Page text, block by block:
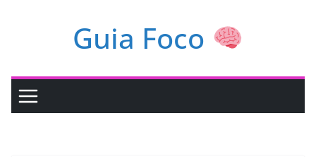
Guia Foco